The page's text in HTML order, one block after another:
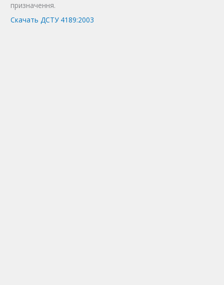
призначення.
Скачать ДСТУ 4189:2003